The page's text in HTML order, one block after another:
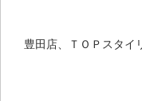
豊田店、ＴＯＰスタイ